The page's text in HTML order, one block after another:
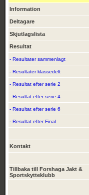
Information
Deltagare
Skjutlagslista
Resultat
- Resultater sammenlagt
- Resultater klassedelt
- Resultat efter serie 2
- Resultat efter serie 4
- Resultat efter serie 6
- Resultat efter Final
Kontakt
Tillbaka till Forshaga Jakt &
Sportskytteklubb